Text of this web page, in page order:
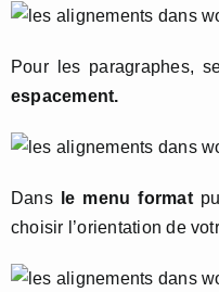
Pour les paragraphes,
espacement.
Dans le menu format
choisir l’orientation de